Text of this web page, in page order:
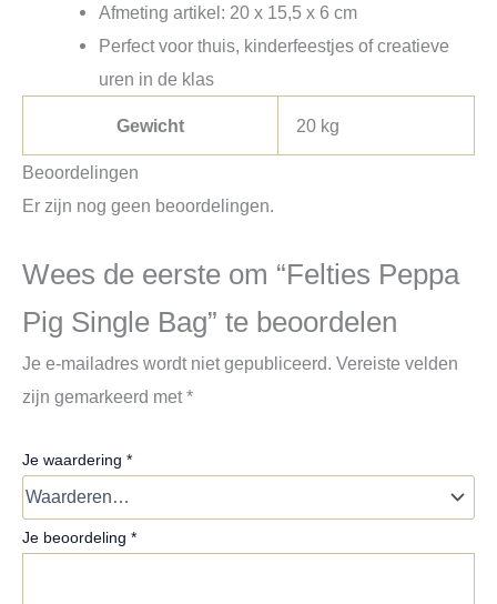
Afmeting artikel: 20 x 15,5 x 6 cm
Perfect voor thuis, kinderfeestjes of creatieve
uren in de klas
Gewicht 20 kg
Beoordelingen
Er zijn nog geen beoordelingen.
Wees de eerste om “Felties Peppa
Pig Single Bag” te beoordelen
Je e-mailadres wordt niet gepubliceerd. Vereiste velden
zijn gemarkeerd met*
Je waardering *
Je beoordeling *